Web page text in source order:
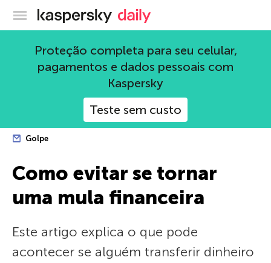
Blog oficial da Kaspersky
Proteção completa para seu celular,
pagamentos e dados pessoais com
Kaspersky
Teste sem custo
Golpe
Como evitar se tornar
uma mula financeira
Este artigo explica o que pode
acontecer se alguém transferir dinheiro